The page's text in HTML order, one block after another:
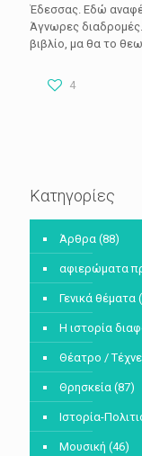
Έδεσσας. Εδώ
Άγνωρες
βιβλίο, μα θα το
4
Κατηγορίες
Άρθρα (88)
αφιερώματα
Γενικά θέματα
Η ιστορία
Θέατρο /
Θρησκεία (87)
Ιστορία-
Μουσική (46)